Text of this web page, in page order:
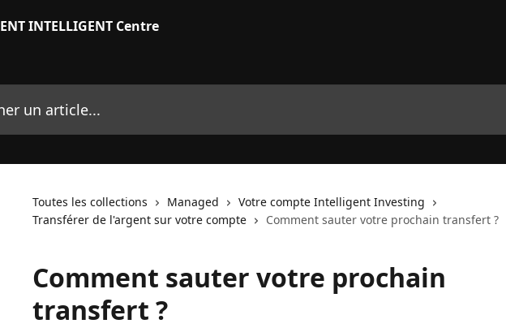
Toutes les collections Managed
Votre compte Intelligent Investing
Transférer de l'argent sur votre compte
Comment sauter votre prochain transfert ?
Comment sauter votre prochain
transfert ?